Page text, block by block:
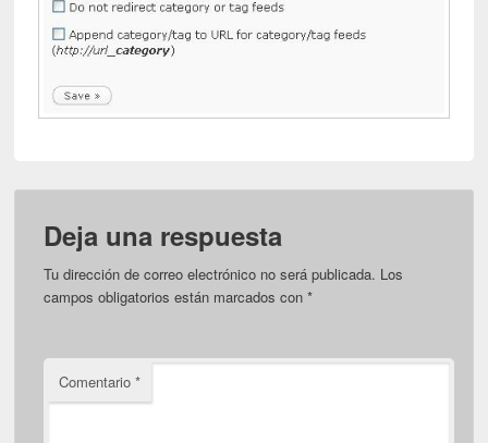
Deja una respuesta
Tu dirección de correo electrónico no será publicada. Los
campos obligatorios están marcados con*
Comentario*